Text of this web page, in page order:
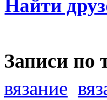
Найти
Записи по
вязание